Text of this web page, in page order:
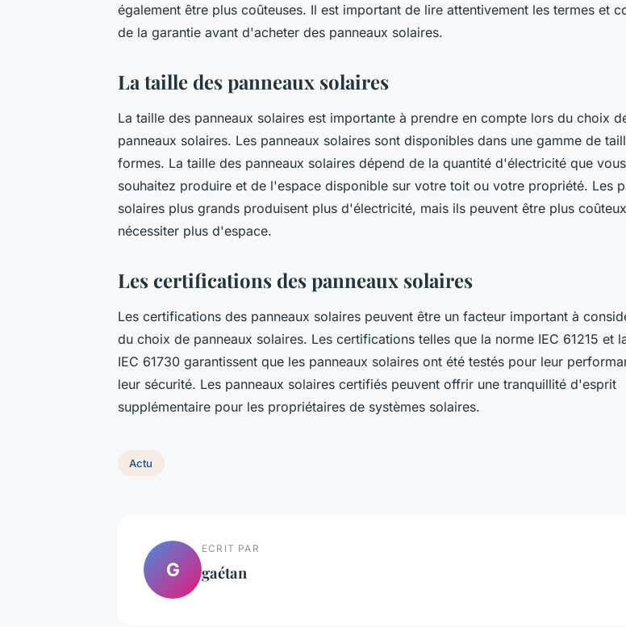
également être plus coûteuses. Il est important de lire attentivement les termes et
de la garantie avant d'acheter des panneaux solaires.
La taille des panneaux solaires
La taille des panneaux solaires est importante à prendre en compte lors du choix
panneaux solaires. Les panneaux solaires sont disponibles dans une gamme de
formes. La taille des panneaux solaires dépend de la quantité d'électricité que vous
souhaitez produire et de l'espace disponible sur votre toit ou votre propriété. Les
solaires plus grands produisent plus d'électricité, mais ils peuvent être plus
nécessiter plus d'espace.
Les certifications des panneaux solaires
Les certifications des panneaux solaires peuvent être un facteur important à
du choix de panneaux solaires. Les certifications telles que la norme IEC 61215 et
IEC 61730 garantissent que les panneaux solaires ont été testés pour leur
leur sécurité. Les panneaux solaires certifiés peuvent offrir une tranquillité d'esprit
supplémentaire pour les propriétaires de systèmes solaires.
Actu
G
ECRIT PAR
gaétan